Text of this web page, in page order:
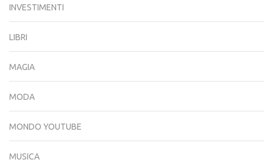
INVESTIMENTI
LIBRI
MAGIA
MODA
MONDO YOUTUBE
MUSICA